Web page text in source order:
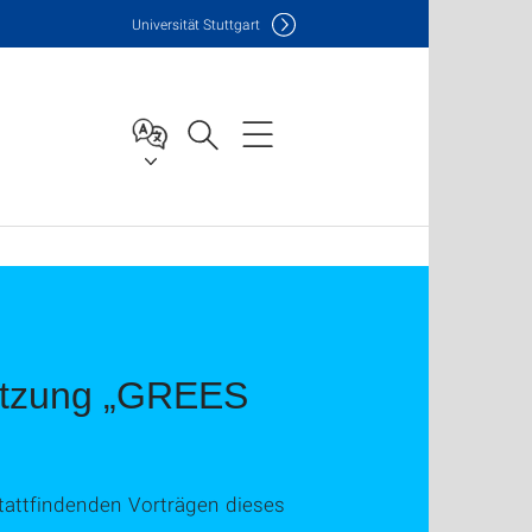
Universität Stuttgart
„GREES
Vorträgen dieses